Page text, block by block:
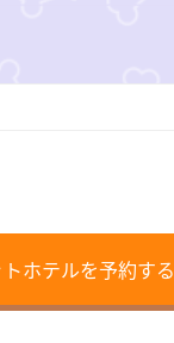
ホテルを予約する